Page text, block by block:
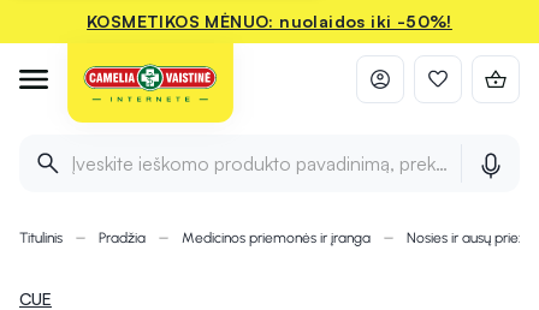
KOSMETIKOS MĖNUO: nuolaidos iki -50%!
Įveskite ieškomo produkto pavadinimą, prekės ženklą ir
Titulinis Pradžia Medicinos priemonės ir įranga Nosies ir ausų
CUE